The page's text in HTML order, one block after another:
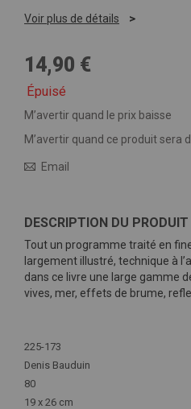
Voir plus de détails
14,90 €
Épuisé
M’avertir quand le prix baisse
M’avertir quand ce produit sera
Email
DESCRIPTION DU PRODUIT
Tout un programme traité en
largement illustré, technique à
dans ce livre une large gamme
vives, mer, effets de brume,
d'infos
225-173
Denis Bauduin
80
19 x 26 cm